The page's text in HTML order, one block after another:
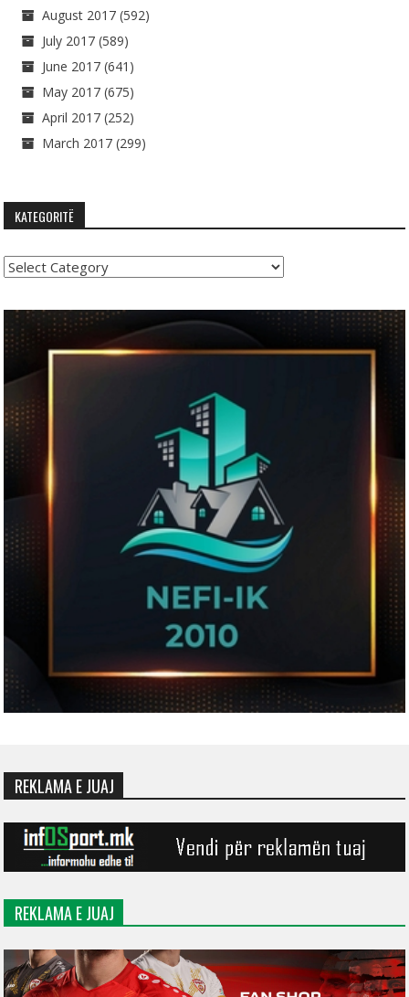
August 2017 (592)
July 2017 (589)
June 2017 (641)
May 2017 (675)
April 2017 (252)
March 2017 (299)
KATEGORITË
Kategoritë
REKLAMA E JUAJ
REKLAMA E JUAJ